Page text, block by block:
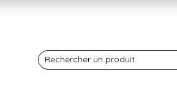
Rechercher un produit